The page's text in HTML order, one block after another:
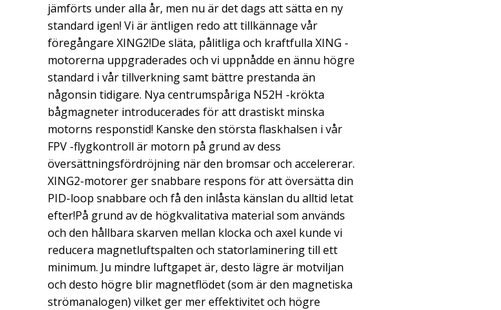
jämförts under alla år, men nu är det dags att sätta en ny
standard igen! Vi är äntligen redo att tillkännage vår
föregångare XING2!De släta, pålitliga och kraftfulla XING -
motorerna uppgraderades och vi uppnådde en ännu högre
standard i vår tillverkning samt bättre prestanda än
någonsin tidigare. Nya centrumspåriga N52H -krökta
bågmagneter introducerades för att drastiskt minska
motorns responstid! Kanske den största flaskhalsen i vår
FPV -flygkontroll är motorn på grund av dess
översättningsfördröjning när den bromsar och accelererar.
XING2-motorer ger snabbare respons för att översätta din
PID-loop snabbare och få den inlåsta känslan du alltid letat
efter!På grund av de högkvalitativa material som används
och den hållbara skarven mellan klocka och axel kunde vi
reducera magnetluftspalten och statorlaminering till ett
minimum. Ju mindre luftgapet är, desto lägre är motviljan
och desto högre blir magnetflödet (som är den magnetiska
strömanalogen) vilket ger mer effektivitet och högre